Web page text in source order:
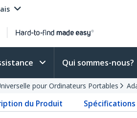
Qui sommes-nous?
pour Ordinateurs Portables
du Produit